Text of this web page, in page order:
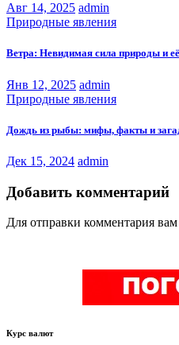
Авг 14, 2025 admin
Природные явления
Ветра: Невидимая сила природы и
Янв 12, 2025 admin
Природные явления
Дождь из рыбы: мифы, факты и
Дек 15, 2024 admin
Добавить комментарий
Для отправки комментария
Курс валют